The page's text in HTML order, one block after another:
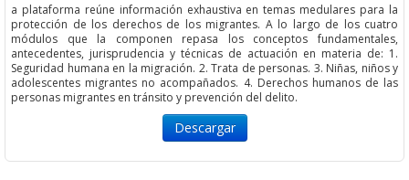
a plataforma reúne información exhaustiva en temas medulares para la
protección de los derechos de los migrantes. A lo largo de los cuatro
módulos que la componen repasa los conceptos fundamentales,
antecedentes, jurisprudencia y técnicas de actuación en materia de: 1.
Seguridad humana en la migración. 2. Trata de personas. 3. Niñas, niños y
adolescentes migrantes no acompañados. 4. Derechos humanos de las
personas migrantes en tránsito y prevención del delito.
Descargar